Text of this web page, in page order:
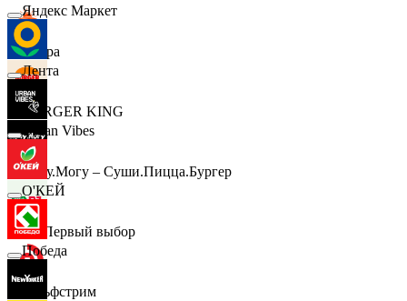
7 утра
BURGER KING
Хочу.Могу – Суши.Пицца.Бургер
B1 Первый выбор
Гольфстрим
Яндекс Маркет
Лента
Urban Vibes
О'КЕЙ
Победа